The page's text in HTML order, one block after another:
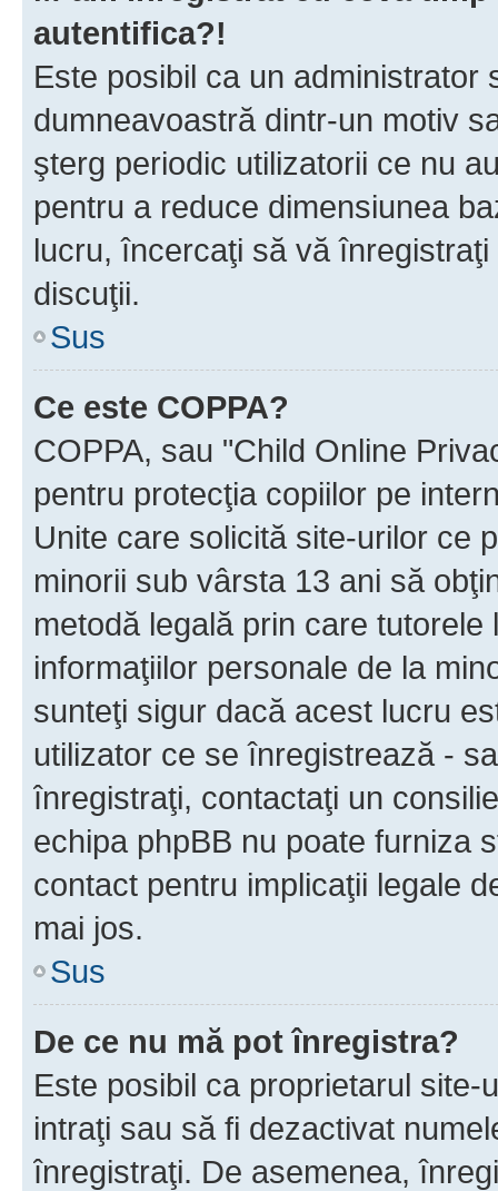
autentifica?!
Este posibil ca un
dumneavoastră dintr-un motiv
şterg periodic utilizatorii ce nu
pentru a reduce dimensiunea
lucru, încercaţi să vă
discuţii.
Sus
Ce este COPPA?
COPPA, sau "Child Online
pentru protecţia copiilor pe
Unite care solicită site-urilor ce
minorii sub vârsta 13 ani să
metodă legală prin care
informaţiilor personale de la
sunteţi sigur dacă acest lucru
utilizator ce se înregistrează -
înregistraţi, contactaţi un
echipa phpBB nu poate furniza
contact pentru implicaţii legale
mai jos.
Sus
De ce nu mă pot înregistra?
Este posibil ca proprietarul
intraţi sau să fi dezactivat
înregistraţi. De asemenea,